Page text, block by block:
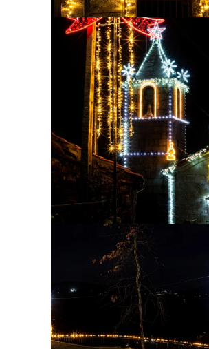
Ampliar
Ampliar